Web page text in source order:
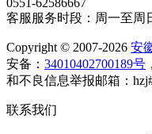
客服服务时段：周一至周
Copyright © 2007-2026 安
安备： 34010402700189号
和不良信息举报邮箱：
联系我们